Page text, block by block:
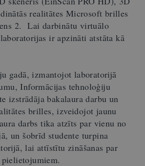
realitātes Microsoft brilles
2. Lai darbinātu virtuālo
ir apzināti atstāta kā
gadā, izmantojot laboratorijā
Informācijas tehnoloģiju
izstrādāja bakalaura darbu un
brilles, izveidojot jaunu
darbs tika atzīts par vienu no
un šobrīd studente turpina
lai attīstītu zināšanas par